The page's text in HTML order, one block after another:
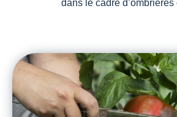
dans le cadre